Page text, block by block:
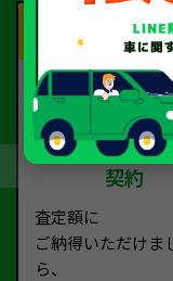
Step.3
契約
査定額に
ご納得いただけま
ら、